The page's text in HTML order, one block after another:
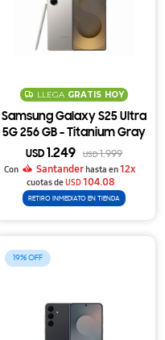
LLEGA GRATIS HOY
Samsung Galaxy S25 Ultra
5G 256 GB - Titanium Gray
USD 1.249 USD1.999
Con
Santanderhasta en12x
cuotas deUSD104.08
RETIRO INMEDIATO EN TIENDA
19